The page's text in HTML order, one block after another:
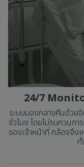
24/7
ระบบมองกลางคืนด้วย
ชั่วโมง โดยไม่รบกวนก
ของเจ้าหน้าที่ กล้องจึง
ข้าพร
บริ